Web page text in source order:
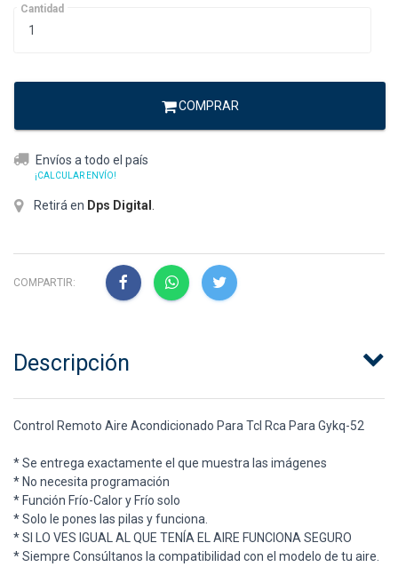
Cantidad
COMPRAR
Envíos a todo el país
¡CALCULAR ENVÍO!
Retirá en Dps Digital
COMPARTIR:
Descripción
Control Remoto Aire Acondicionado Para Tcl Rca Para Gykq-52
* Se entrega exactamente el que muestra las imágenes
* No necesita programación
* Función Frío-Calor y Frío solo
* Solo le pones las pilas y funciona.
* SI LO VES IGUAL AL QUE TENÍA EL AIRE FUNCIONA SEGURO
* Siempre Consúltanos la compatibilidad con el modelo de tu aire.